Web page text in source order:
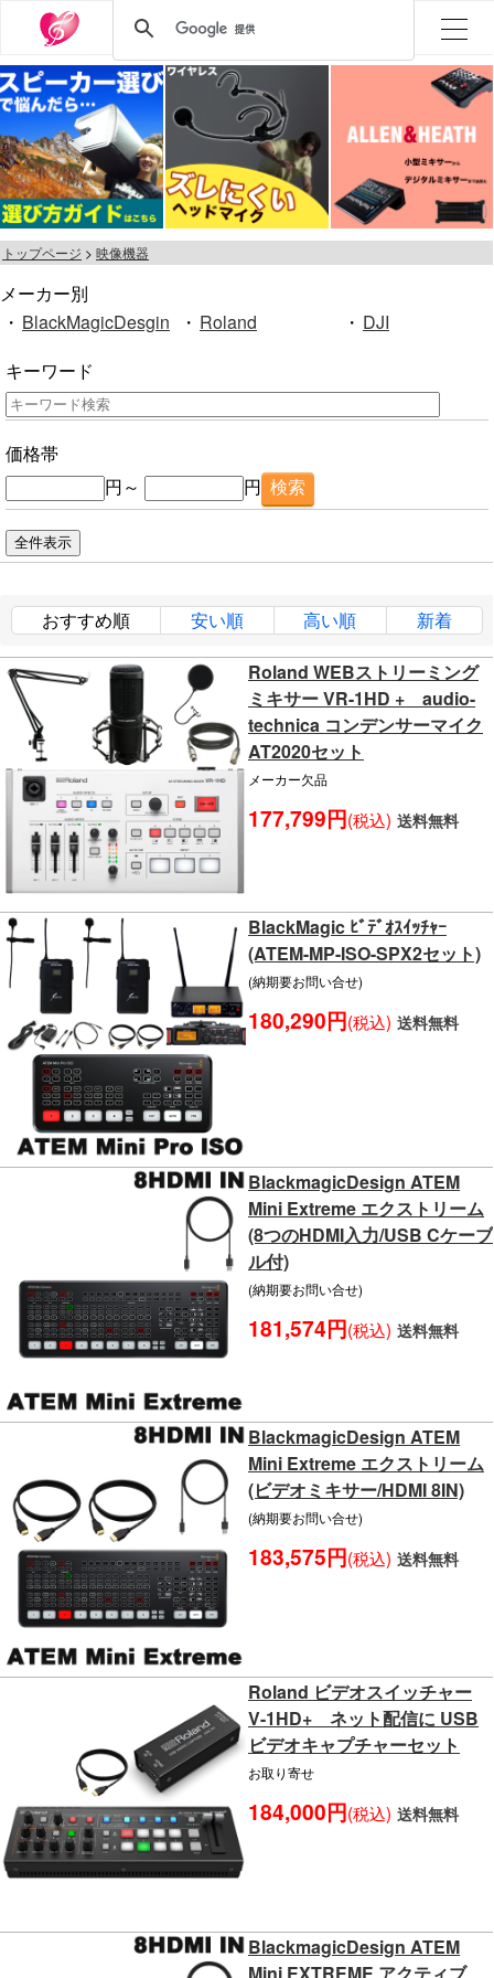
トップページ 映像機器
メーカー別
・ BlackMagicDesgin ・ Roland ・ DJI
キーワード
価格帯
円～
円
おすすめ順 安い順 高い順 新着
Roland WEBストリーミング
ミキサー VR-1HD + audio-
technica コンデンサーマイク
AT2020セット
メーカー欠品
177,799円(税込) 送料無料
BlackMagic ﾋﾞﾃﾞｵｽｲｯﾁｬｰ
(ATEM-MP-ISO-SPX2セット)
(納期要お問い合せ)
180,290円(税込) 送料無料
BlackmagicDesign ATEM
Mini Extreme エクストリーム
(8つのHDMI入力/USB Cケーブ
ル付)
(納期要お問い合せ)
181,574円(税込) 送料無料
BlackmagicDesign ATEM
Mini Extreme エクストリーム
(ビデオミキサー/HDMI 8IN)
(納期要お問い合せ)
183,575円(税込) 送料無料
Roland ビデオスイッチャー
V-1HD+ ネット配信に USB
ビデオキャプチャーセット
お取り寄せ
184,000円(税込) 送料無料
BlackmagicDesign ATEM